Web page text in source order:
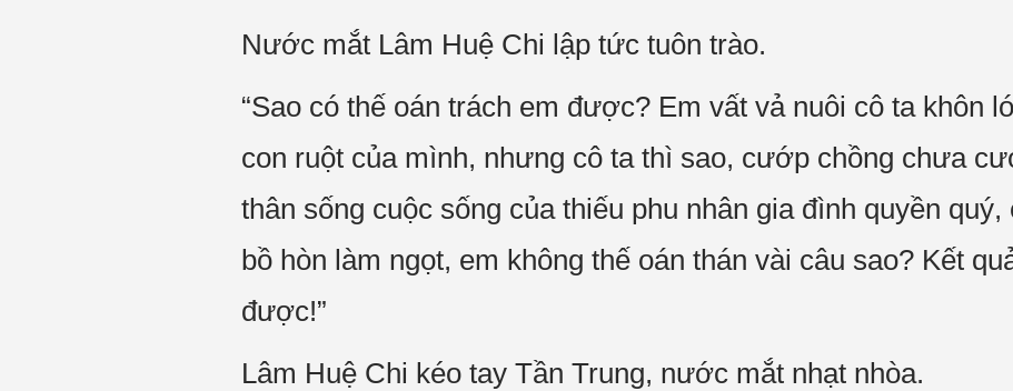
Nước mắt Lâm Huệ Chi lập tức tuôn trào.
“Sao có thế oán trách em được? Em vất vả nuôi cô ta khôn
con ruột của mình, nhưng cô ta thì sao, cướp chồng chưa
thân sống cuộc sống của thiếu phu nhân gia đình quyền quý,
bồ hòn làm ngọt, em không thế oán thán vài câu sao? Kết
được!”
Lâm Huệ Chi kéo tay Tần Trung, nước mắt nhạt nhòa.